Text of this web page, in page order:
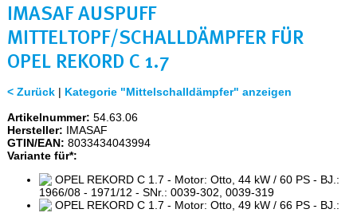
IMASAF AUSPUFF
MITTELTOPF/SCHALLDÄMPFER FÜR
OPEL REKORD C 1.7
< Zurück| Kategorie "Mittelschalldämpfer" anzeigen
Artikelnummer: 54.63.06
Hersteller: IMASAF
GTIN/EAN: 8033434043994
Variante für*:
OPEL REKORD C 1.7 - Motor: Otto, 44 kW / 60 PS - BJ.:
1966/08 - 1971/12 - SNr.: 0039-302, 0039-319
OPEL REKORD C 1.7 - Motor: Otto, 49 kW / 66 PS - BJ.: